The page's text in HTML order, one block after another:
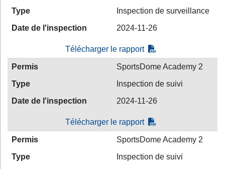
Type
Inspection de surveillance
Date de l'inspection
2024-11-26
Télécharger le rapport
Permis
SportsDome Academy 2
Type
Inspection de suivi
Date de l'inspection
2024-11-26
Télécharger le rapport
Permis
SportsDome Academy 2
Type
Inspection de suivi